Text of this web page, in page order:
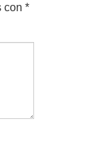
con*